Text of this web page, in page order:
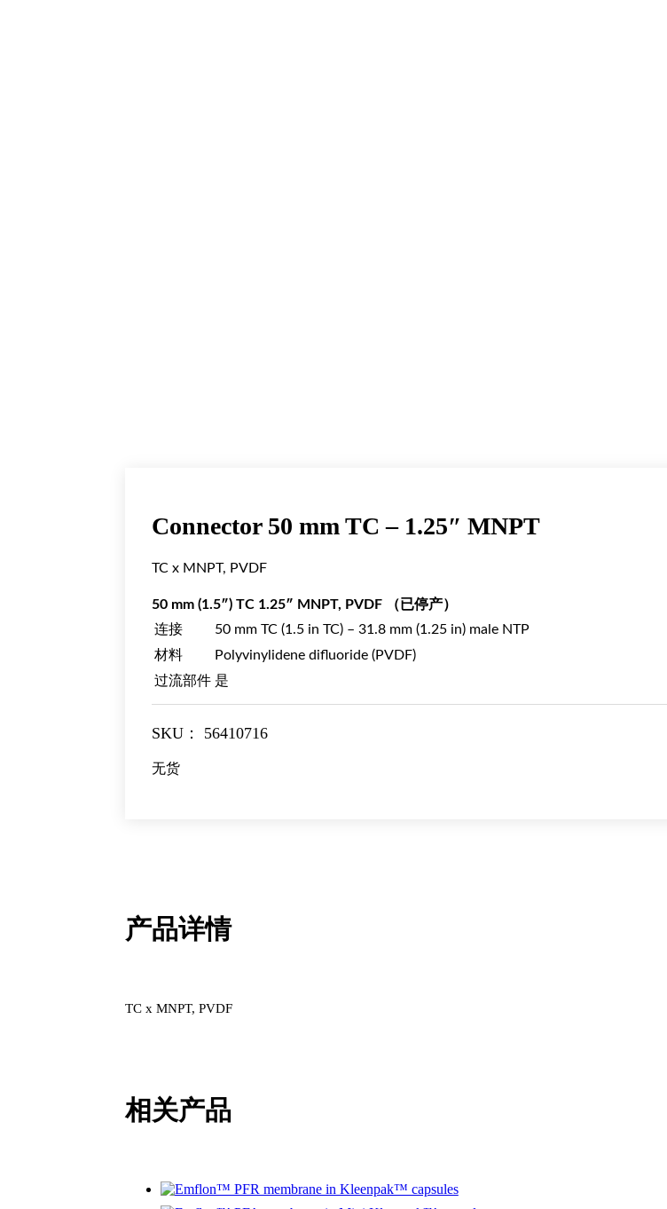
Connector 50 mm TC – 1.25″ MNPT
TC x MNPT, PVDF
50 mm (1.5″) TC 1.25″ MNPT, PVDF （已停产）
连接
50 mm TC (1.5 in TC) – 31.8 mm (1.25 in) male NTP
材料
Polyvinylidene difluoride (PVDF)
过流部件 是
SKU： 56410716
无货
产品详情
TC x MNPT, PVDF
相关产品